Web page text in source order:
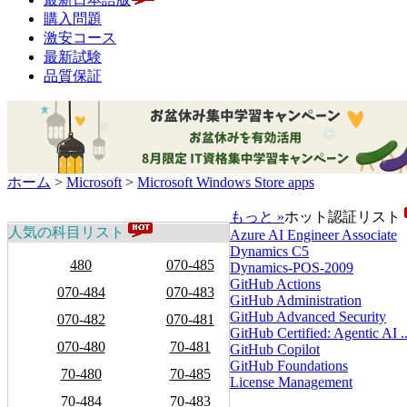
購入問題
激安コース
最新試験
品質保証
ホーム > Microsoft > Microsoft Windows Store apps
人気の科目リスト
480
070-485
070-484
070-483
070-482
070-481
070-480
70-481
70-480
70-485
70-484
70-483
もっと »ホット認証リスト
Azure AI Engineer Associate
Dynamics C5
Dynamics-POS-2009
GitHub Actions
GitHub Administration
GitHub Advanced Security
GitHub Certified: Agentic AI
GitHub Copilot
GitHub Foundations
License Management